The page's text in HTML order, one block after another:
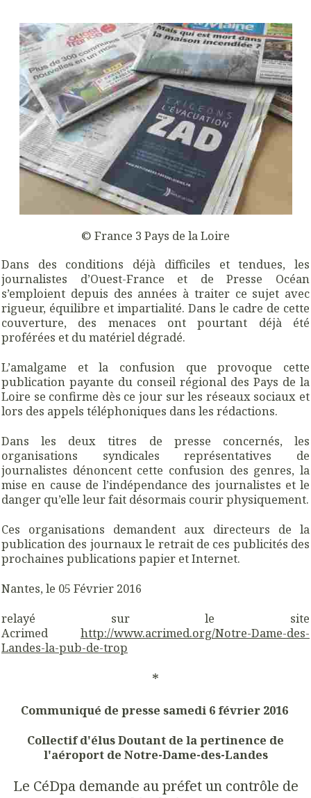
© France 3 Pays de la Loire
Dans des conditions déjà difficiles et tendues, les
journalistes d’Ouest-France et de Presse Océan
s’emploient depuis des années à traiter ce sujet avec
rigueur, équilibre et impartialité. Dans le cadre de cette
couverture, des menaces ont pourtant déjà été
proférées et du matériel dégradé.
L’amalgame et la confusion que provoque cette
publication payante du conseil régional des Pays de la
Loire se confirme dès ce jour sur les réseaux sociaux et
lors des appels téléphoniques dans les rédactions.
Dans les deux titres de presse concernés, les
organisations syndicales représentatives de
journalistes dénoncent cette confusion des genres, la
mise en cause de l’indépendance des journalistes et le
danger qu’elle leur fait désormais courir physiquement.
Ces organisations demandent aux directeurs de la
publication des journaux le retrait de ces publicités des
prochaines publications papier et Internet.
Nantes, le 05 Février 2016
relayé sur le site
Acrimed http://www.acrimed.org/Notre-Dame-des-
Landes-la-pub-de-trop
*
Communiqué de presse samedi 6 février 2016
Collectif d'élus Doutant de la pertinence de
l'aéroport de Notre-Dame-des-Landes
Le CéDpa demande au préfet un contrôle de